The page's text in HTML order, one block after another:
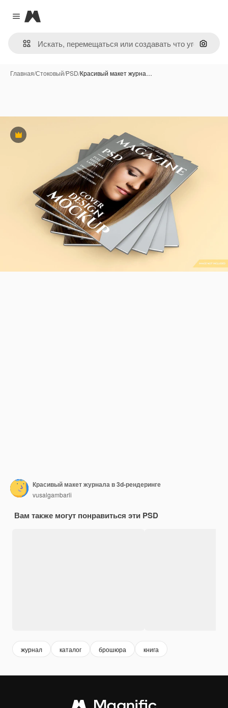
Close menu
Magnific
Поиск
Главная/Стоковый/PSD/Красивый макет журна…
Премиум
Красивый макет журнала в 3d-рендеринге
vusalgambarli
Вам также могут понравиться эти PSD
журнал каталог брошюра книга